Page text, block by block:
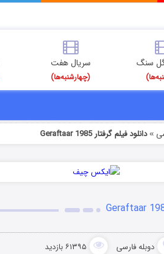
سنگ سریال هفت
(چهارشنبه‌ها)
»دانلود فیلم گرفتار Geraftaar 1985
دوبله فارسی ۶۱۳۹۵ بازدید